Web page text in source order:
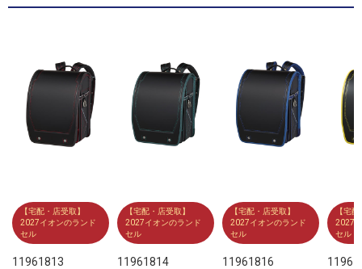
【宅配・店受取】
2027イオンのランド
セル
11961813
【宅配・店受取】
2027イオンのランド
セル
11961814
【宅配・店受取】
2027イオンのランド
セル
11961816
【宅
2027
セル